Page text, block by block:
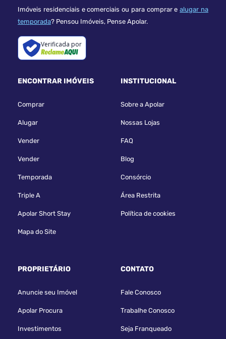
Imóveis residenciais e comerciais ou para comprar ealugar na
temporada? Pensou Imóveis, Pense Apolar.
Verificada por
ENCONTRAR IMÓVEIS
Comprar
Alugar
Vender
Vender
Temporada
Triple A
Apolar Short Stay
Mapa do Site
INSTITUCIONAL
Sobre a Apolar
Nossas Lojas
FAQ
Blog
Consórcio
Área Restrita
Política de cookies
PROPRIETÁRIO
Anuncie seu Imóvel
Apolar Procura
Investimentos
CONTATO
Fale Conosco
Trabalhe Conosco
Seja Franqueado